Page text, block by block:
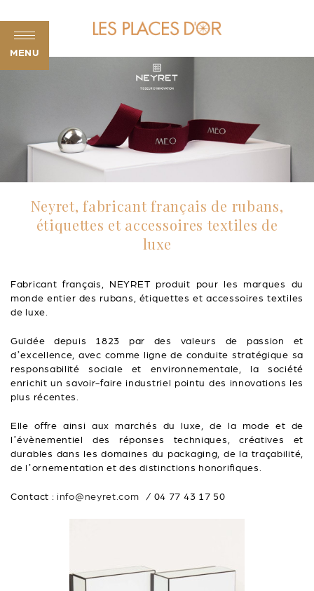
MENU
Neyret, fabricant français de rubans,
étiquettes et accessoires textiles de
luxe
Fabricant français, NEYRET produit pour les marques du
monde entier des rubans, étiquettes et accessoires textiles
de luxe.
Guidée depuis 1823 par des valeurs de passion et
d’excellence, avec comme ligne de conduite stratégique sa
responsabilité sociale et environnementale, la société
enrichit un savoir-faire industriel pointu des innovations les
plus récentes.
Elle offre ainsi aux marchés du luxe, de la mode et de
l’évènementiel des réponses techniques, créatives et
durables dans les domaines du packaging, de la traçabilité,
de l’ornementation et des distinctions honorifiques.
Contact : info@neyret.com / 04 77 43 17 50